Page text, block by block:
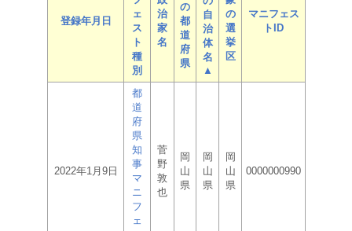
登録年月日
ェ
ス
ト
種
別
治
家
名
の
都
道
府
県
自
治
体
名
▲
の
選
挙
区
マニフェス
トID
2022年1月9日
都
道
府
県
知
事
マ
ニ
フ
ェ
菅
野
敦
也
岡
山
県
岡
山
県
岡
山
県
0000000990